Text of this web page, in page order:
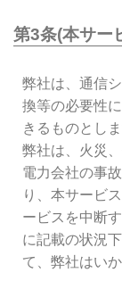
第3条(本サー
弊社は、通信
換等の必要性
きるものとしま
弊社は、火災
電力会社の事
り、本サービ
ービスを中断
に記載の状況
て、弊社はい